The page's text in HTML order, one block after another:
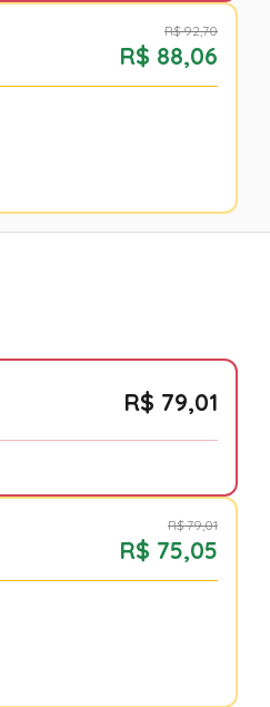
R$ 92,70
R$ 88,06
R$ 79,01
R$ 79,01
R$ 75,05